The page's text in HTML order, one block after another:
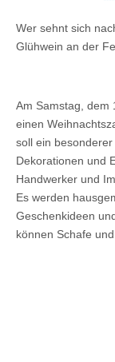
Wer sehnt sich
Glühwein an der
Am Samstag, dem
einen
soll ein
Dekorationen und
Handwerker und
Es werden
Geschenkideen
können Schafe